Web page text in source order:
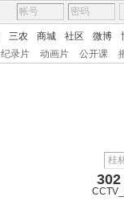
三农 商城 社区 微博
纪录片 动画片 公开课